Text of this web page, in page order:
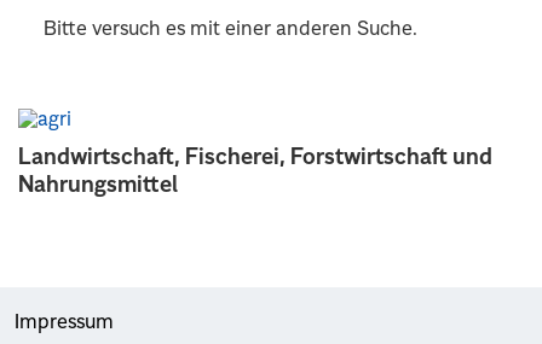
Landwirtschaft, Fischerei, Forstwirtschaft und
Nahrungsmittel
Bitte versuch es mit einer anderen Suche.
Impressum